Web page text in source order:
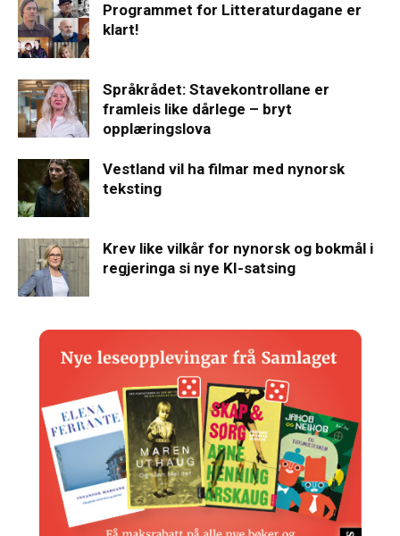
Programmet for Litteraturdagane er
klart!
Språkrådet: Stavekontrollane er
framleis like dårlege – bryt
opplæringslova
Vestland vil ha filmar med nynorsk
teksting
Krev like vilkår for nynorsk og bokmål i
regjeringa si nye KI-satsing